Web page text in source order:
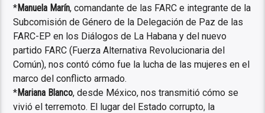
*Manuela Marín, comandante de las FARC e integrante de la
Subcomisión de Género de la Delegación de Paz de las
FARC-EP en los Diálogos de La Habana y del nuevo
partido FARC (Fuerza Alternativa Revolucionaria del
Común), nos contó cómo fue la lucha de las mujeres en el
marco del conflicto armado.
*Mariana Blanco, desde México, nos transmitió cómo se
vivió el terremoto. El lugar del Estado corrupto, la